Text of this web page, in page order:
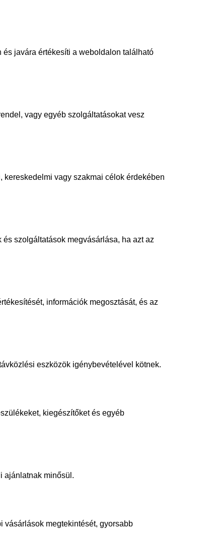
és javára értékesíti a weboldalon található
vagy egyéb szolgáltatásokat vesz
kereskedelmi vagy szakmai célok érdekében
és szolgáltatások megvásárlása, ha azt az
információk megosztását, és az
eszközök igénybevételével kötnek.
kiegészítőket és egyéb
ajánlatnak minősül.
vásárlások megtekintését, gyorsabb